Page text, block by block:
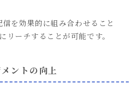
を効果的に組み合わせること
リーチすることが可能です。
ントの向上